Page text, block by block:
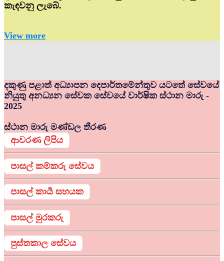
කැඳවනු ලැබේ.
View more
දකුණු පළාත් අධ්‍යාපන දෙපාර්තමේන්තුව යටතේ සේවයේ
නියුතු අනධ්‍යන සේවක සේවයේ වාර්ෂික ස්ථාන මාරු -
2025
ස්ථාන මාරු මණ්ඩල තීරණ
ආවරණ ලිපිය
පාසල් කම්කරු සේවය
පාසල් කාර්‍ය සහයක
පාසල් මුරකරු
පුස්තකාල සේවය